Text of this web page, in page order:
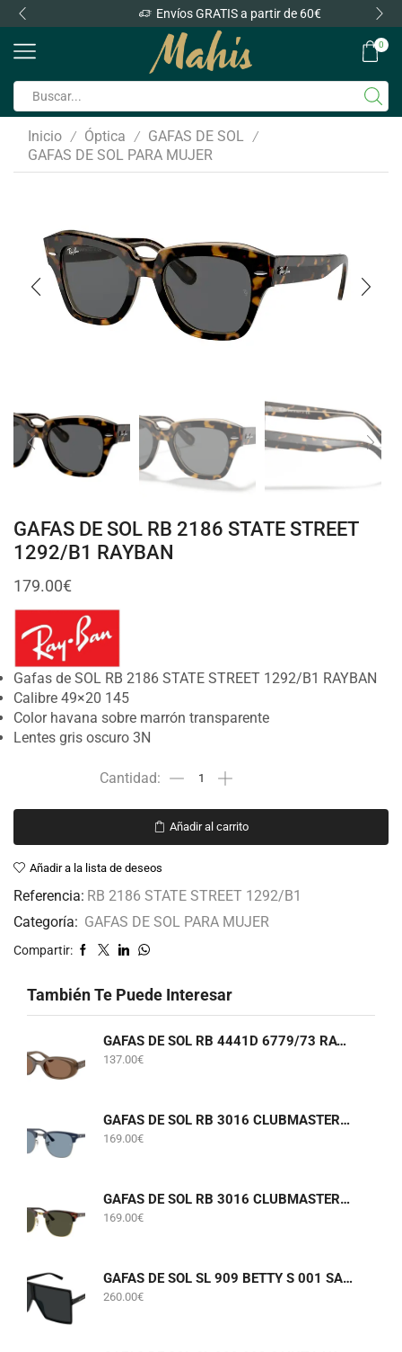
Envíos GRATIS a partir de 60€
0
Inicio / Óptica / GAFAS DE SOL /
GAFAS DE SOL PARA MUJER
GAFAS DE SOL RB 2186 STATE STREET
1292/B1 RAYBAN
179.00€
Gafas de SOL RB 2186 STATE STREET 1292/B1 RAYBAN
Calibre 49×20 145
Color havana sobre marrón transparente
Lentes gris oscuro 3N
Añadir al carrito
Añadir a la lista de deseos
Referencia: RB 2186 STATE STREET 1292/B1
Categoría: GAFAS DE SOL PARA MUJER
Compartir:
También Te Puede Interesar
GAFAS DE SOL RB 4441D 6779/73 RAY-BAN
137.00€
GAFAS DE SOL RB 3016 CLUBMASTER 6879/56 RAY-BAN
169.00€
GAFAS DE SOL RB 3016 CLUBMASTER W0366 RAY-BAN
169.00€
GAFAS DE SOL SL 909 BETTY S 001 SAINT LAURENT
260.00€